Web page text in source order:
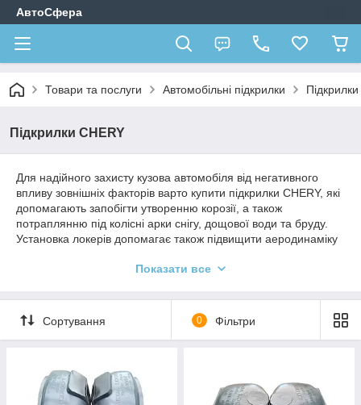
АвтоСфера
Товари та послуги Автомобільні підкрилки
Підкрилки CHERY
Для надійного захисту кузова автомобіля від негативного
впливу зовнішніх факторів варто купити підкрилки CHERY, які
допомагають запобігти утворенню корозії, а також
потраплянню під колісні арки снігу, дощової води та бруду.
Установка локерів допомагає також підвищити аеродинаміку
характеристики, тому вибирайте в каталозі підкрилки для
Показати все
Сортування 0 Фільтри